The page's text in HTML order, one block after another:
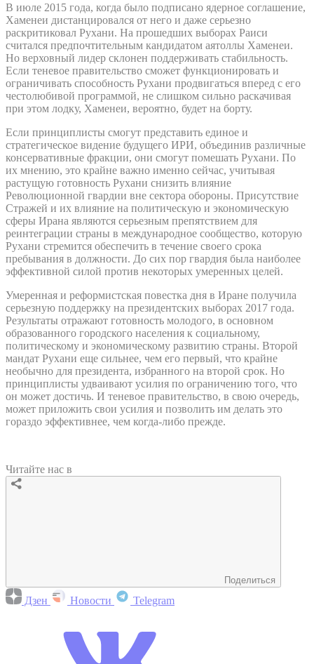
В июле 2015 года, когда было подписано ядерное соглашение,
Хаменеи дистанцировался от него и даже серьезно
раскритиковал Рухани. На прошедших выборах Раиси
считался предпочтительным кандидатом аятоллы Хаменеи.
Но верховный лидер склонен поддерживать стабильность.
Если теневое правительство сможет функционировать и
ограничивать способность Рухани продвигаться вперед с его
честолюбивой программой, не слишком сильно раскачивая
при этом лодку, Хаменеи, вероятно, будет на борту.
Если принциплисты смогут представить единое и
стратегическое видение будущего ИРИ, объединив различные
консервативные фракции, они смогут помешать Рухани. По
их мнению, это крайне важно именно сейчас, учитывая
растущую готовность Рухани снизить влияние
Революционной гвардии вне сектора обороны. Присутствие
Стражей и их влияние на политическую и экономическую
сферы Ирана являются серьезным препятствием для
реинтеграции страны в международное сообщество, которую
Рухани стремится обеспечить в течение своего срока
пребывания в должности. До сих пор гвардия была наиболее
эффективной силой против некоторых умеренных целей.
Умеренная и реформистская повестка дня в Иране получила
серьезную поддержку на президентских выборах 2017 года.
Результаты отражают готовность молодого, в основном
образованного городского населения к социальному,
политическому и экономическому развитию страны. Второй
мандат Рухани еще сильнее, чем его первый, что крайне
необычно для президента, избранного на второй срок. Но
принциплисты удваивают усилия по ограничению того, что
он может достичь. И теневое правительство, в свою очередь,
может приложить свои усилия и позволить им делать это
гораздо эффективнее, чем когда-либо прежде.
Читайте нас в
Поделиться
Дзен Новости Telegram